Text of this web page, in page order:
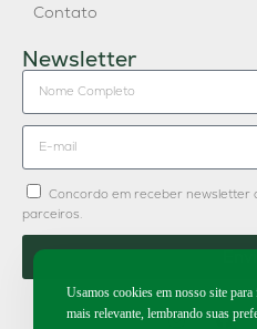
Contato
Newsletter
Concordo em receber newsletter
parceiros.
Usamos cookies em nosso site
mais relevante, lembrando suas